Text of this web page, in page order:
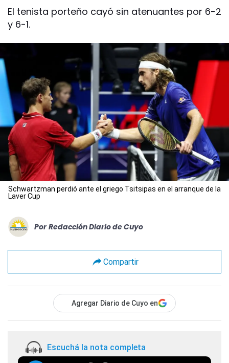
El tenista porteño cayó sin atenuantes por 6-2
y 6-1.
Schwartzman perdió ante el griego Tsitsipas en el arranque de la
Laver Cup
Por Redacción Diario de Cuyo
Compartir
Agregar Diario de Cuyo en
Escuchá la nota completa